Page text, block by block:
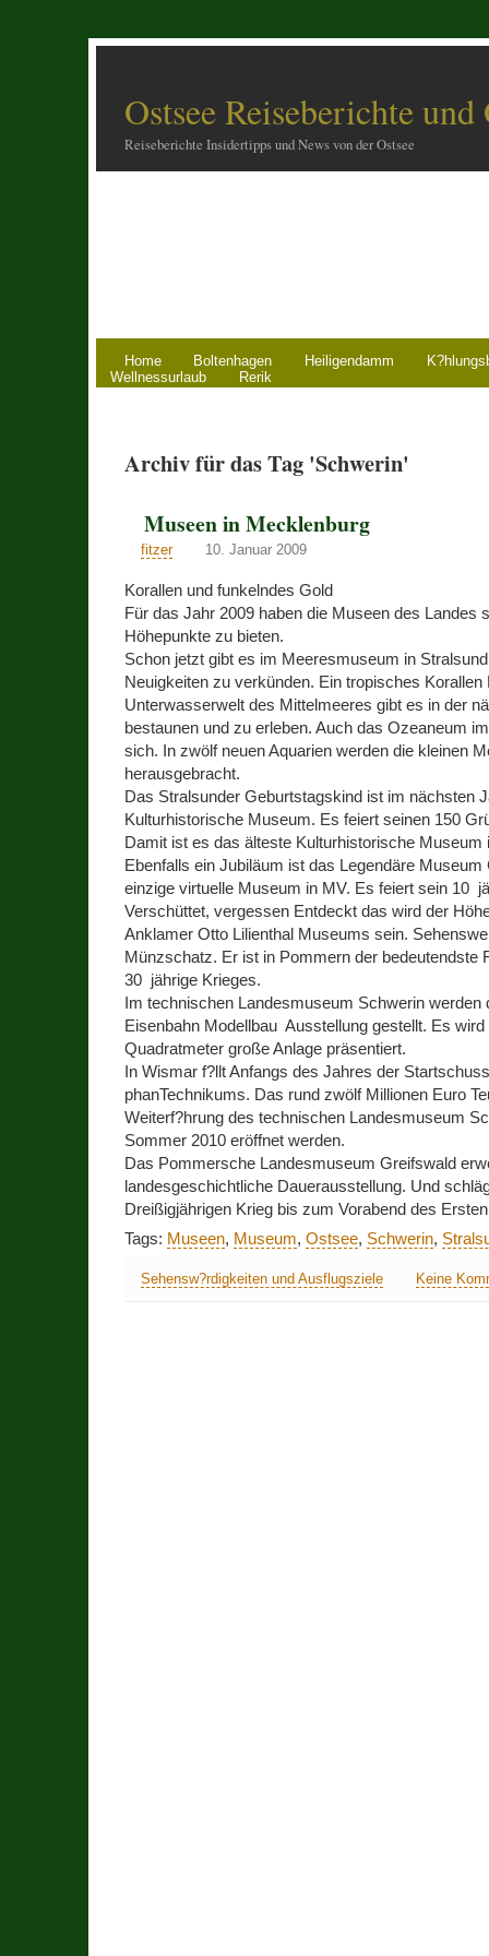
Ostsee Reiseberichte
Reiseberichte Insidertipps und News von der Ostsee
Home Boltenhagen Heiligendamm
Wellnessurlaub
Rerik
Archiv für das Tag 'Schwerin'
Museen in Mecklenburg
fitzer 10. Januar 2009
Korallen und funkelndes Gold
Für das Jahr 2009 haben die Museen des Landes
Höhepunkte zu bieten.
Schon jetzt gibt es im Meeresmuseum in
Neuigkeiten zu verkünden. Ein tropisches Korallen
Unterwasserwelt des Mittelmeeres gibt es in der
bestaunen und zu erleben. Auch das Ozeaneum
sich. In zwölf neuen Aquarien werden die kleinen
herausgebracht.
Das Stralsunder Geburtstagskind ist im nächsten
Kulturhistorische Museum. Es feiert seinen 150
Damit ist es das älteste Kulturhistorische Museum
Ebenfalls ein Jubiläum ist das Legendäre
einzige virtuelle Museum in MV. Es feiert sein 10
Verschüttet, vergessen Entdeckt das wird der
Anklamer Otto Lilienthal Museums sein.
Münzschatz. Er ist in Pommern der bedeutendste
30 jährige Krieges.
Im technischen Landesmuseum Schwerin werden
Eisenbahn Modellbau Ausstellung gestellt. Es wird
Quadratmeter große Anlage präsentiert.
In Wismar f?llt Anfangs des Jahres der
phanTechnikums. Das rund zwölf Millionen Euro
Weiterf?hrung des technischen Landesmuseum
Sommer 2010 eröffnet werden.
Das Pommersche Landesmuseum Greifswald
landesgeschichtliche Dauerausstellung. Und
Dreißigjährigen Krieg bis zum Vorabend des
Tags: Museen, Museum, Ostsee, Schwerin,
Sehensw?rdigkeiten und Ausflugsziele Keine